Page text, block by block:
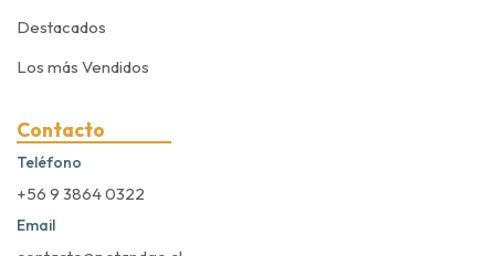
Destacados
Los más Vendidos
Contacto
Teléfono
+56 9 3864 0322
Email